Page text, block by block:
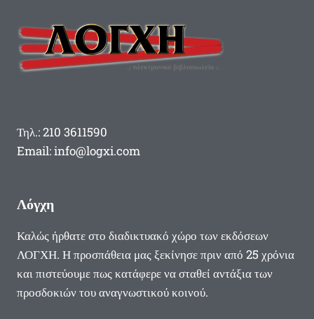
ΆΓΡΑ
Τηλ.: 210 3611590
Email: info@logxi.com
Λόγχη
Καλώς ήρθατε στο διαδικτυακό χώρο των εκδόσεων
ΛΟΓΧΗ. Η προσπάθεια μας ξεκίνησε πριν από 25 χρόνια
και πιστεύουμε πως κατάφερε να σταθεί αντάξια των
προσδοκιών του αναγνωστικού κοινού.